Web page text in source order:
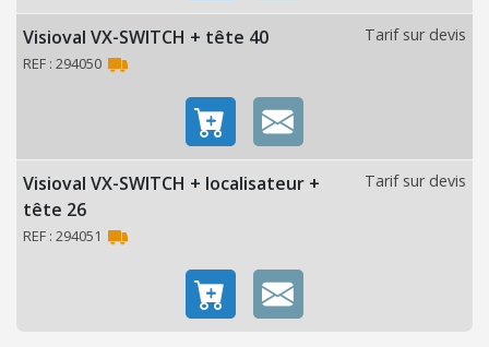
M
Visioval VX-SWITCH + tête 40
REF : 294050
Tarif sur devis
Visioval VX-SWITCH + localisateur +
tête 26
REF : 294051
Tarif sur devis